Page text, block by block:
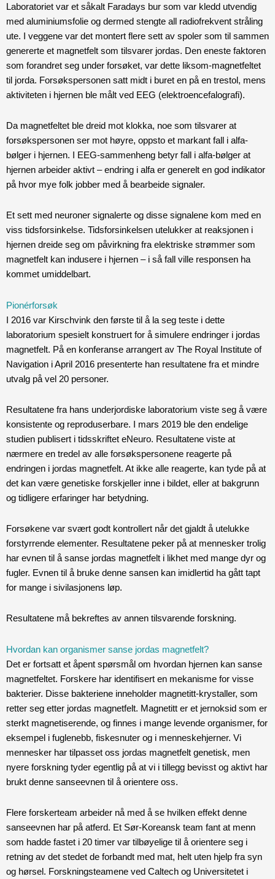
Laboratoriet var et såkalt Faradays bur som var kledd utvendig
med aluminiumsfolie og dermed stengte all radiofrekvent stråling
ute. I veggene var det montert flere sett av spoler som til sammen
genererte et magnetfelt som tilsvarer jordas. Den eneste faktoren
som forandret seg under forsøket, var dette liksom-magnetfeltet
til jorda. Forsøkspersonen satt midt i buret en på en trestol, mens
aktiviteten i hjernen ble målt ved EEG (elektroencefalografi).
Da magnetfeltet ble dreid mot klokka, noe som tilsvarer at
forsøkspersonen ser mot høyre, oppsto et markant fall i alfa-
bølger i hjernen. I EEG-sammenheng betyr fall i alfa-bølger at
hjernen arbeider aktivt – endring i alfa er generelt en god indikator
på hvor mye folk jobber med å bearbeide signaler.
Et sett med neuroner signalerte og disse signalene kom med en
viss tidsforsinkelse. Tidsforsinkelsen utelukker at reaksjonen i
hjernen dreide seg om påvirkning fra elektriske strømmer som
magnetfelt kan indusere i hjernen – i så fall ville responsen ha
kommet umiddelbart.
Pionérforsøk
I 2016 var Kirschvink den første til å la seg teste i dette
laboratorium spesielt konstruert for å simulere endringer i jordas
magnetfelt. På en konferanse arrangert av The Royal Institute of
Navigation i April 2016 presenterte han resultatene fra et mindre
utvalg på vel 20 personer.
Resultatene fra hans underjordiske laboratorium viste seg å være
konsistente og reproduserbare. I mars 2019 ble den endelige
studien publisert i tidsskriftet eNeuro. Resultatene viste at
nærmere en tredel av alle forsøkspersonene reagerte på
endringen i jordas magnetfelt. At ikke alle reagerte, kan tyde på at
det kan være genetiske forskjeller inne i bildet, eller at bakgrunn
og tidligere erfaringer har betydning.
Forsøkene var svært godt kontrollert når det gjaldt å utelukke
forstyrrende elementer. Resultatene peker på at mennesker trolig
har evnen til å sanse jordas magnetfelt i likhet med mange dyr og
fugler. Evnen til å bruke denne sansen kan imidlertid ha gått tapt
for mange i sivilasjonens løp.
Resultatene må bekreftes av annen tilsvarende forskning.
Hvordan kan organismer sanse jordas magnetfelt?
Det er fortsatt et åpent spørsmål om hvordan hjernen kan sanse
magnetfeltet. Forskere har identifisert en mekanisme for visse
bakterier. Disse bakteriene inneholder magnetitt-krystaller, som
retter seg etter jordas magnetfelt. Magnetitt er et jernoksid som er
sterkt magnetiserende, og finnes i mange levende organismer, for
eksempel i fuglenebb, fiskesnuter og i menneskehjerner. Vi
mennesker har tilpasset oss jordas magnetfelt genetisk, men
nyere forskning tyder egentlig på at vi i tillegg bevisst og aktivt har
brukt denne sanseevnen til å orientere oss.
Flere forskerteam arbeider nå med å se hvilken effekt denne
sanseevnen har på atferd. Et Sør-Koreansk team fant at menn
som hadde fastet i 20 timer var tilbøyelige til å orientere seg i
retning av det stedet de forbandt med mat, helt uten hjelp fra syn
og hørsel. Forskningsteamene ved Caltech og Universitetet i